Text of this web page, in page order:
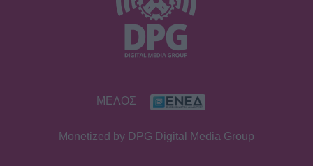
Βαλέρια Χοψονίδου - Αντώνης
Βλωτιδέλλης: Βάφτισαν τον γιο τους!
Το όνομα και το πάρτι με φίλους
Τσουβέλας: Η σχέση με την Εύα και η
haters - «Θα το έκανα 500 φορές»
ΜΕΛΟΣ
Monetized by DPG Digital Media Group